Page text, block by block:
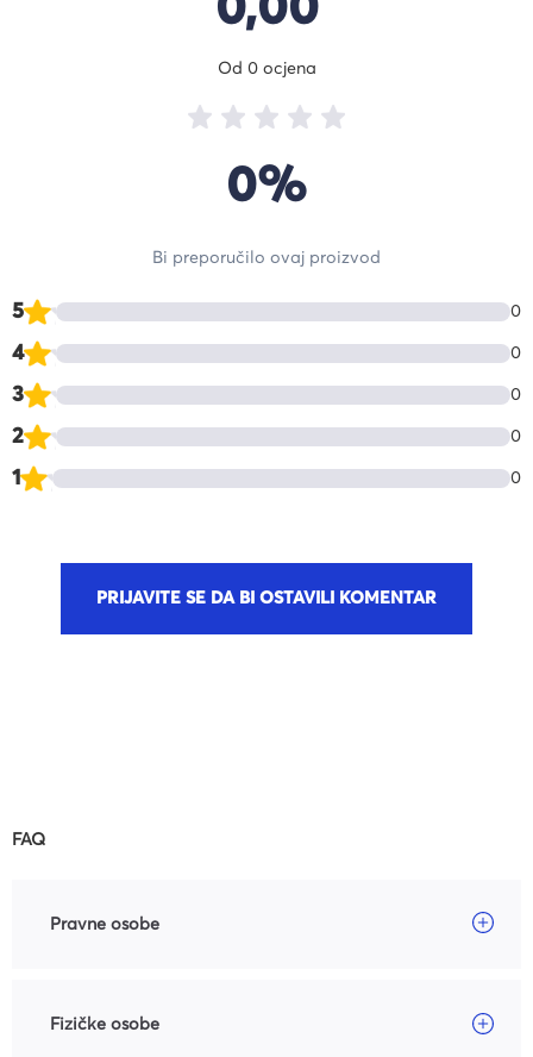
5 0
4 0
3 0
2 0
1 0
0,00
Od 0 ocjena
0%
Bi preporučilo ovaj proizvod
PRIJAVITE SE DA BI OSTAVILI KOMENTAR
FAQ
Pravne osobe
Fizičke osobe